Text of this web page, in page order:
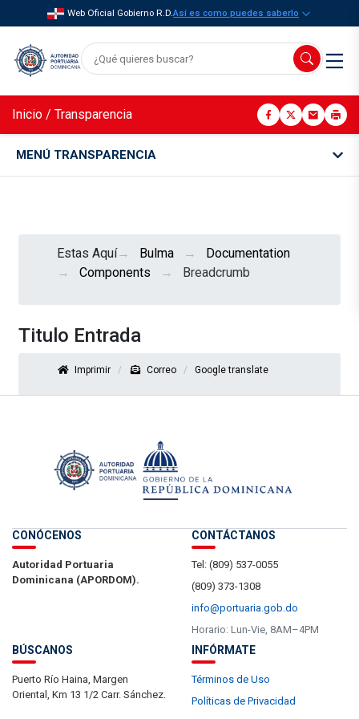
Web Oficial Gobierno R.D.Así es como puedes saberlo
Inicio / Transparencia
MENÚ TRANSPARENCIA
Estas Aquí Bulma
Documentation
Components
Breadcrumb
Titulo Entrada
Imprimir Correo Google translate
CONÓCENOS
Autoridad Portuaria
Dominicana (APORDOM).
CONTÁCTANOS
Tel: (809) 537-0055
(809) 373-1308
info@portuaria.gob.do
Horario: Lun-Vie, 8AM–4PM
BÚSCANOS
Puerto Río Haina, Margen
Oriental, Km 13 1/2 Carr. Sánchez.
INFÓRMATE
Términos de Uso
Políticas de Privacidad